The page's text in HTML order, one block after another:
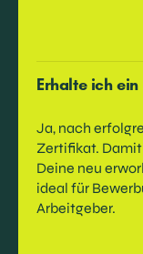
Erhalte ich
Ja, nach
Zertifikat. Damit
Deine neu
ideal für
Arbeitgeber.